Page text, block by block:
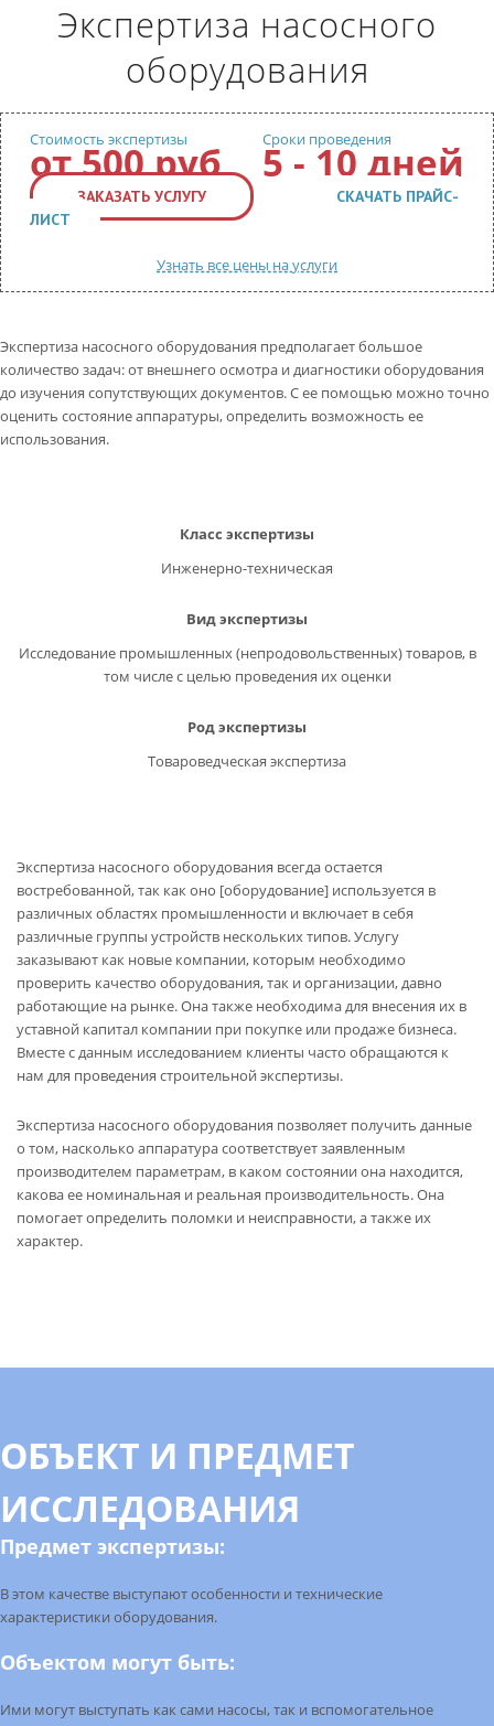
ВИДЫ ЭКСПЕРТИЗ
ОБ ОРГАНИЗАЦИИ
ПРАЙС-ЛИСТ
ВОПРОС-ОТВЕТ
Обратный звонок
Экспертиза насосного
оборудования
Стоимость экспертизы
от 500 руб Сроки проведения
5 - 10 дней
ЗАКАЗАТЬ УСЛУГУ
СКАЧАТЬ ПРАЙС-
ЛИСТ
Узнать все цены на услуги
Экспертиза насосного оборудования предполагает большое
количество задач: от внешнего осмотра и диагностики оборудования
до изучения сопутствующих документов. С ее помощью можно точно
оценить состояние аппаратуры, определить возможность ее
использования.
Класс экспертизы
Инженерно-техническая
Вид экспертизы
Исследование промышленных (непродовольственных) товаров, в
том числе с целью проведения их оценки
Род экспертизы
Товароведческая экспертиза
Экспертиза насосного оборудования всегда остается
востребованной, так как оно [оборудование] используется в
различных областях промышленности и включает в себя
различные группы устройств нескольких типов. Услугу
заказывают как новые компании, которым необходимо
проверить качество оборудования, так и организации, давно
работающие на рынке. Она также необходима для внесения их в
уставной капитал компании при покупке или продаже бизнеса.
Вместе с данным исследованием клиенты часто обращаются к
нам для проведения строительной экспертизы.
Экспертиза насосного оборудования позволяет получить данные
о том, насколько аппаратура соответствует заявленным
производителем параметрам, в каком состоянии она находится,
какова ее номинальная и реальная производительность. Она
помогает определить поломки и неисправности, а также их
характер.
ОБЪЕКТ И ПРЕДМЕТ
ИССЛЕДОВАНИЯ
Предмет экспертизы:
В этом качестве выступают особенности и технические
характеристики оборудования.
Объектом могут быть:
Ими могут выступать как сами насосы, так и вспомогательное